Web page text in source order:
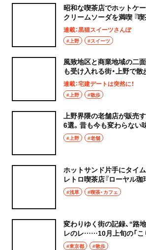
昭和な喫茶店でホットケー
クリームソーダを満喫 『
黒猫スイーツ散歩 上野編②
連載：黒猫スイーツさんぽ
#上野 #スイーツ
風致地区と商業地域の二
も受け入れる街・上野で散
連載：宅建デートは突然に！
#上野 #散歩
上野界隈の老舗店が販売
6選。昔も今も変わらない
#上野 #老舗
ホットサンド片手にタイ
レトロ喫茶店『ローヤル珈
#浅草 #喫茶・カフェ
変わりゆく街の記録、“路
レのレ……10月上旬の「こ
【投稿ピックアップ】
#東京都 #散歩